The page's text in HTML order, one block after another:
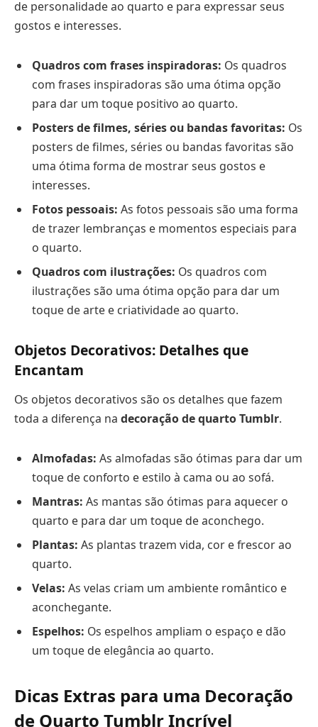
de personalidade ao quarto e para expressar seus
gostos e interesses.
Quadros com frases inspiradoras: Os quadros
com frases inspiradoras são uma ótima opção
para dar um toque positivo ao quarto.
Posters de filmes, séries ou bandas favoritas: Os
posters de filmes, séries ou bandas favoritas são
uma ótima forma de mostrar seus gostos e
interesses.
Fotos pessoais: As fotos pessoais são uma forma
de trazer lembranças e momentos especiais para
o quarto.
Quadros com ilustrações: Os quadros com
ilustrações são uma ótima opção para dar um
toque de arte e criatividade ao quarto.
Objetos Decorativos: Detalhes que
Encantam
Os objetos decorativos são os detalhes que fazem
toda a diferença na decoração de quarto Tumblr.
Almofadas: As almofadas são ótimas para dar um
toque de conforto e estilo à cama ou ao sofá.
Mantras: As mantas são ótimas para aquecer o
quarto e para dar um toque de aconchego.
Plantas: As plantas trazem vida, cor e frescor ao
quarto.
Velas: As velas criam um ambiente romântico e
aconchegante.
Espelhos: Os espelhos ampliam o espaço e dão
um toque de elegância ao quarto.
Dicas Extras para uma Decoração
de Quarto Tumblr Incrível